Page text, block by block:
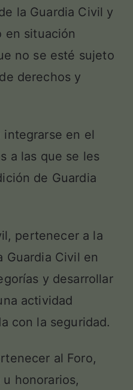
la Guardia Civil y
en situación
no se esté sujeto
derechos y
integrarse en el
a las que se les
de Guardia
pertenecer a la
Guardia Civil en
y desarrollar
actividad
con la seguridad.
al Foro,
honorarios,